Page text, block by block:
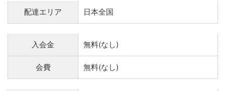
配達エリア 日本全国
入会金 無料(なし)
会費 無料(なし)